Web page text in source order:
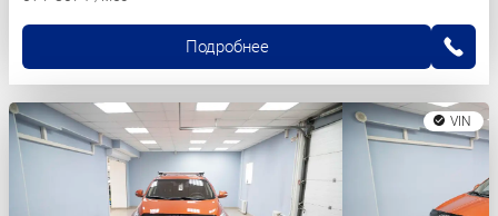
Подробнее
VIN